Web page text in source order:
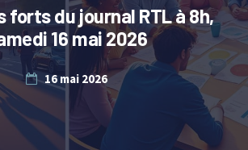
forts du journal RTL à 8h,
16 mai 2026
16 mai 2026